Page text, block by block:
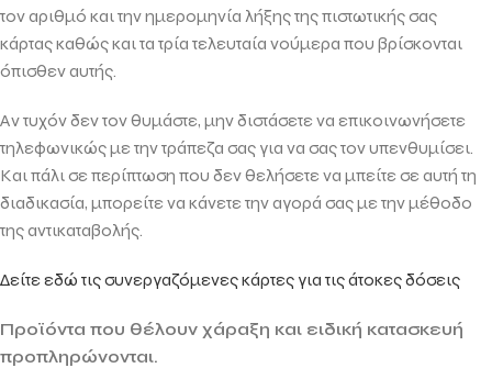
τον αριθμό και την ημερομηνία λήξης της πιστωτικής σας
κάρτας καθώς και τα τρία τελευταία νούμερα που βρίσκονται
όπισθεν αυτής.
Αν τυχόν δεν τον θυμάστε, μην διστάσετε να επικοινωνήσετε
τηλεφωνικώς με την τράπεζα σας για να σας τον υπενθυμίσει.
Και πάλι σε περίπτωση που δεν θελήσετε να μπείτε σε αυτή τη
διαδικασία, μπορείτε να κάνετε την αγορά σας με την μέθοδο
της αντικαταβολής.
Δείτε εδώ τις συνεργαζόμενες κάρτες για τις άτοκες δόσεις
Προϊόντα που θέλουν χάραξη και ειδική κατασκευή
προπληρώνονται.